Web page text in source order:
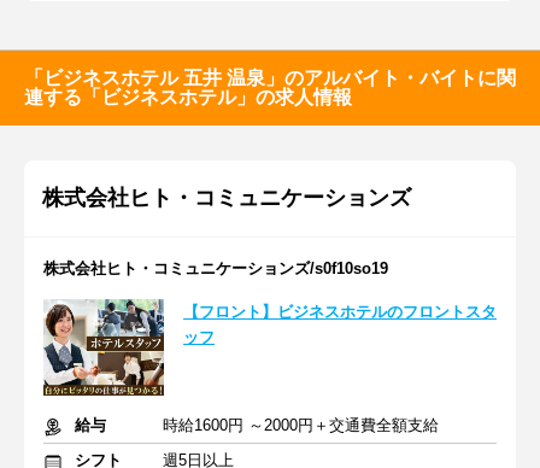
「ビジネスホテル 五井 温泉」のアルバイト・バイトに関
連する「ビジネスホテル」の求人情報
株式会社ヒト・コミュニケーションズ
株式会社ヒト・コミュニケーションズ/s0f10so19
【フロント】ビジネスホテルのフロントスタ
ッフ
給与
時給1600円 ～2000円＋交通費全額支給
シフト
週5日以上